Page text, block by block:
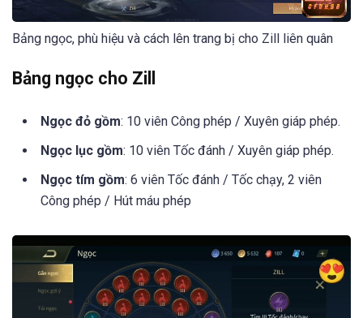
Bảng ngọc, phù hiệu và cách lên trang bị cho Zill liên quân
Bảng ngọc cho Zill
Ngọc đỏ gồm: 10 viên Công phép / Xuyên giáp phép.
Ngọc lục gồm: 10 viên Tốc đánh / Xuyên giáp phép.
Ngọc tím gồm: 6 viên Tốc đánh / Tốc chạy, 2 viên
Công phép / Hút máu phép